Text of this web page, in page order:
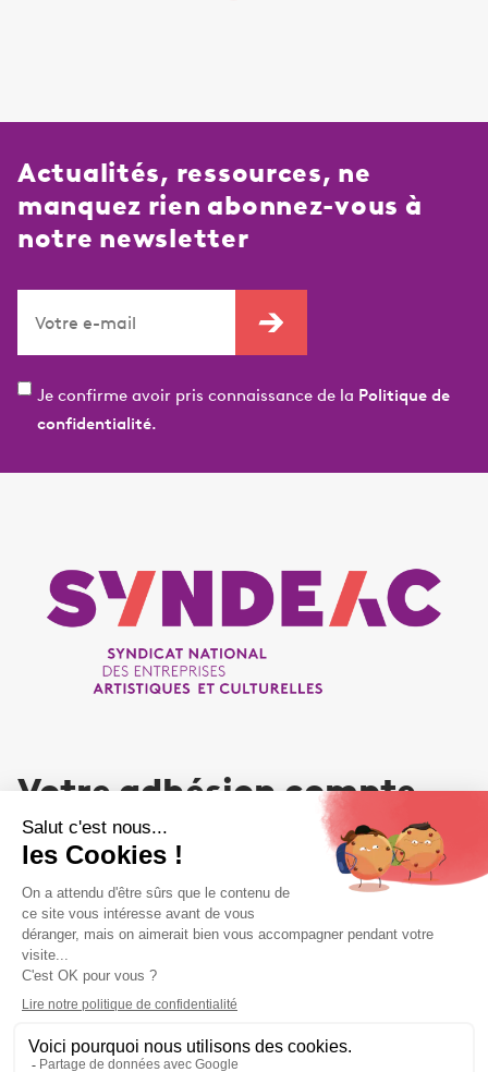
Actualités, ressources, ne
manquez rien abonnez-vous à
notre newsletter
Je confirme avoir pris connaissance de la Politique de
confidentialité.
Votre adhésion compte
NOUS REJOINDRE
Liens utiles